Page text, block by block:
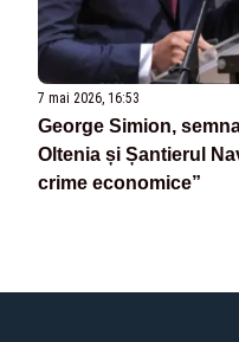
7 mai 2026, 16:53
George Simion,
Oltenia și Șantierul
crime economice”